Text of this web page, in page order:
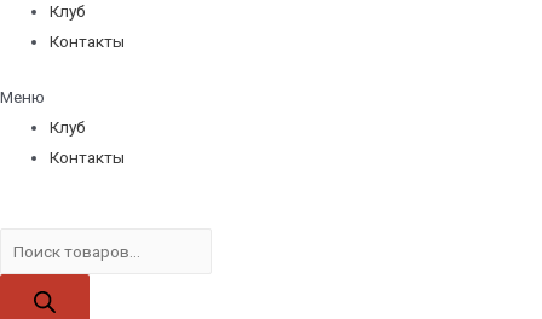
Клуб
Контакты
Меню
Клуб
Контакты
товаров